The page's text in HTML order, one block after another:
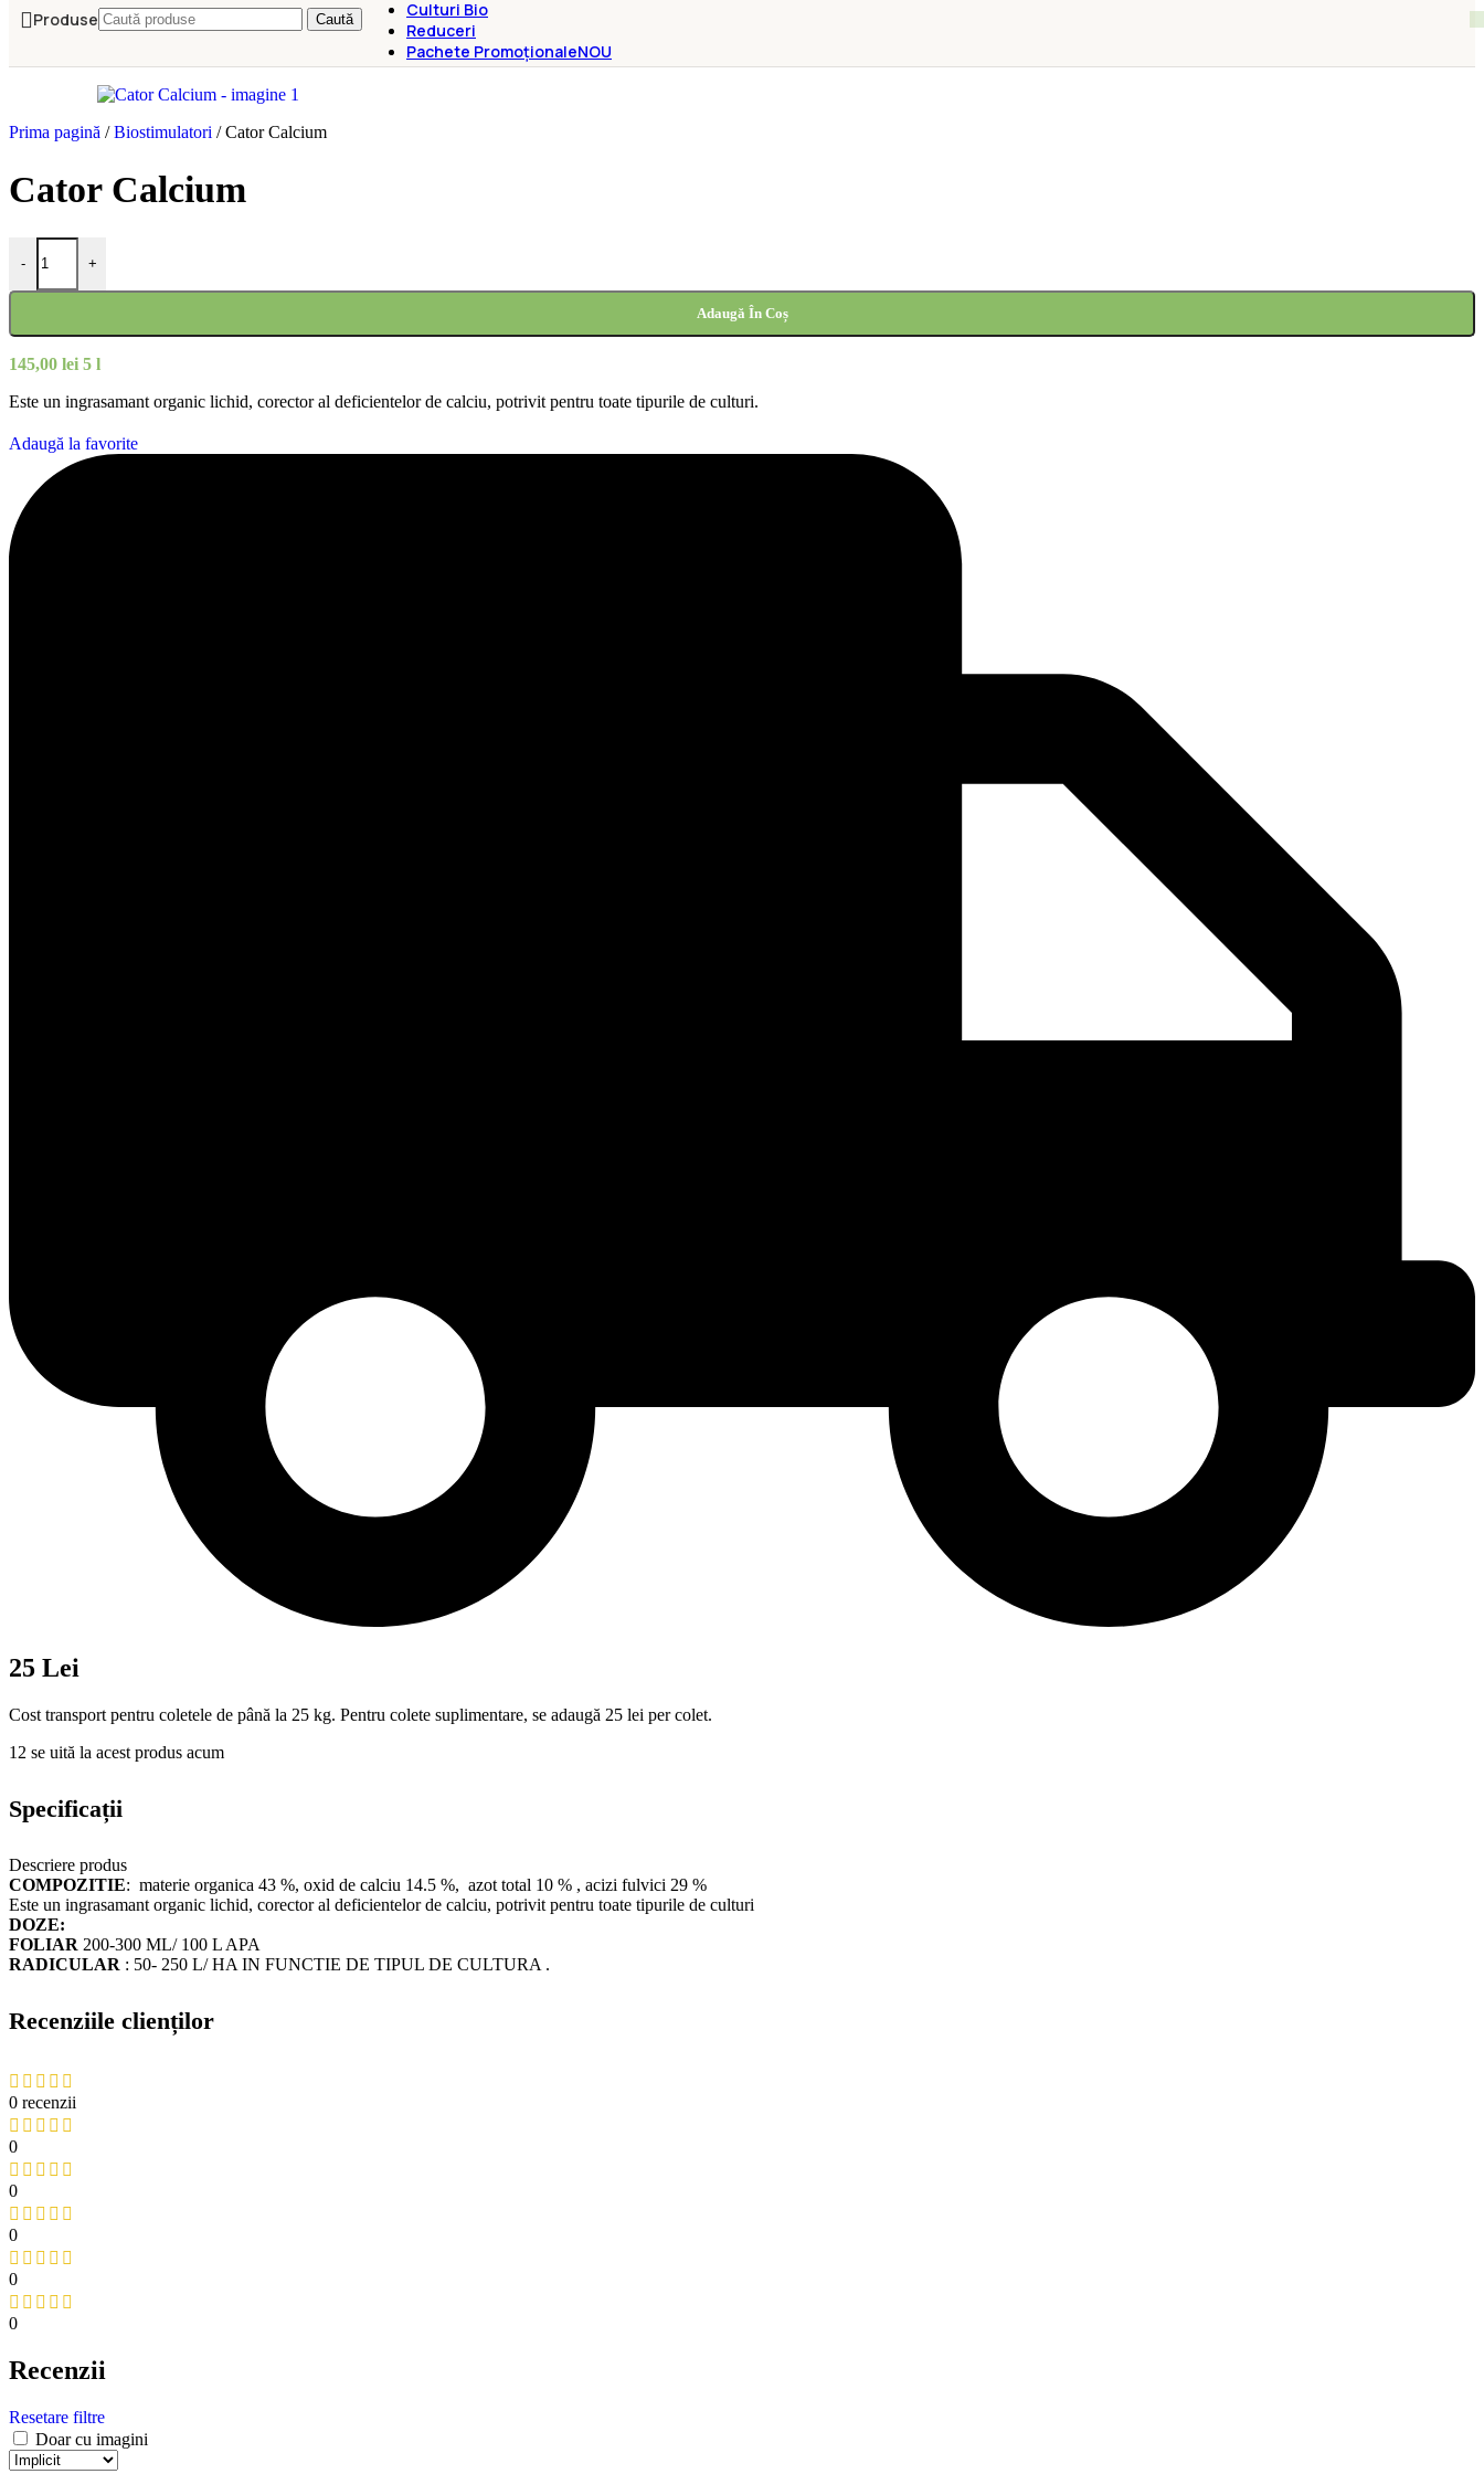
Produse Caută
Culturi Bio
Reduceri
Pachete PromoționaleNOU
Prima pagină / Biostimulatori / Cator Calcium
Cator Calcium
-
Cantitate Cator Calcium
+
Adaugă În Coș
145,00 lei 5 l
Este un ingrasamant organic lichid, corector al deficientelor de calciu, potrivit pentru toate tipurile de culturi.
Adaugă la favorite
25 Lei
Cost transport pentru coletele de până la 25 kg. Pentru colete suplimentare, se adaugă 25 lei per colet.
12 se uită la acest produs acum
Specificații
Descriere produs
COMPOZITIE: materie organica 43 %, oxid de calciu 14.5 %, azot total 10 % , acizi fulvici 29 %
Este un ingrasamant organic lichid, corector al deficientelor de calciu, potrivit pentru toate tipurile de culturi
DOZE:
FOLIAR 200-300 ML/ 100 L APA
RADICULAR : 50- 250 L/ HA IN FUNCTIE DE TIPUL DE CULTURA .
Recenziile clienților
0 recenzii
0
0
0
0
0
Recenzii
Resetare filtre
Doar cu imagini